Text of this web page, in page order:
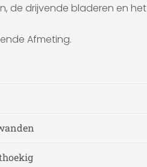
de drijvende bladeren en
Afmeting.